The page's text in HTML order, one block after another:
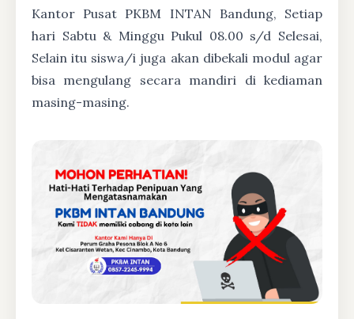
Kantor Pusat PKBM INTAN Bandung, Setiap
hari Sabtu & Minggu Pukul 08.00 s/d Selesai,
Selain itu siswa/i juga akan dibekali modul agar
bisa mengulang secara mandiri di kediaman
masing-masing.